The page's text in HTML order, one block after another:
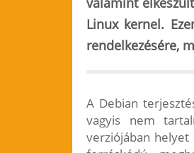
Linux kernel.
rendelkezésére,
A Debian
vagyis nem
verziójában